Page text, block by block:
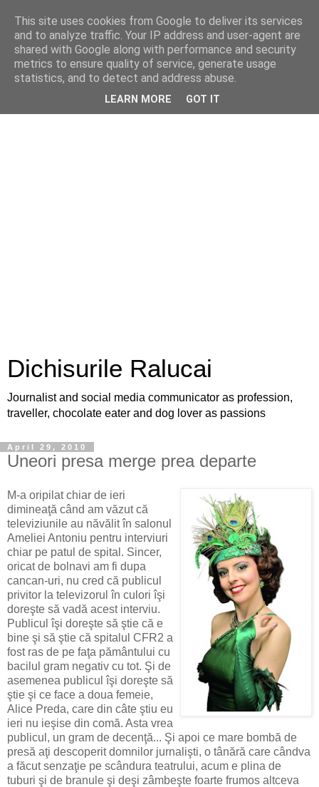
Dichisurile Ralucai
Journalist and social media communicator as profession,
traveller, chocolate eater and dog lover as passions
April 29, 2010
Uneori presa merge prea departe
M-a oripilat chiar de ieri
dimineaţă când am văzut că
televiziunile au năvălit în salonul
Ameliei Antoniu pentru interviuri
chiar pe patul de spital. Sincer,
oricat de bolnavi am fi dupa
cancan-uri, nu cred că publicul
privitor la televizorul în culori îşi
doreşte să vadă acest interviu.
Publicul îşi doreşte să ştie că e
bine şi să ştie că spitalul CFR2 a
fost ras de pe faţa pământului cu
bacilul gram negativ cu tot. Şi de
asemenea publicul îşi doreşte să
ştie şi ce face a doua femeie,
Alice Preda, care din câte ştiu eu
ieri nu ieşise din comă. Asta vrea
publicul, un gram de decenţă... Şi apoi ce mare bombă de
presă aţi descoperit domnilor jurnalişti, o tânără care cândva
a făcut senzaţie pe scândura teatrului, acum e plina de
tuburi şi de branule şi deşi zâmbeşte foarte frumos altceva
This site uses cookies from Google to deliver its services
and to analyze traffic. Your IP address and user-agent are
shared with Google along with performance and security
metrics to ensure quality of service, generate usage
statistics, and to detect and address abuse.
LEARN MORE GOT IT